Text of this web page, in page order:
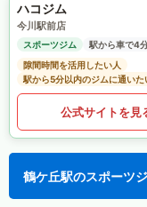
ハコジム
今川駅前店
スポーツジム
駅から車で4
隙間時間を活用したい人
駅から5分以内のジムに通いた
公式サイトを見
鶴ケ丘駅のスポーツ